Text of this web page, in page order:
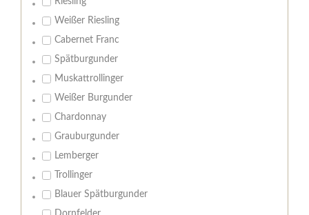
Weißer Riesling
Cabernet Franc
Spätburgunder
Muskattrollinger
Weißer Burgunder
Chardonnay
Grauburgunder
Lemberger
Trollinger
Blauer Spätburgunder